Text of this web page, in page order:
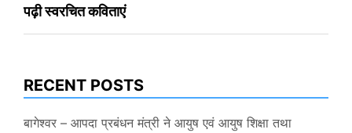
पढ़ी स्वरचित कविताएं
RECENT POSTS
बागेश्वर – आपदा प्रबंधन मंत्री ने आयुष एवं आयुष शिक्षा तथा